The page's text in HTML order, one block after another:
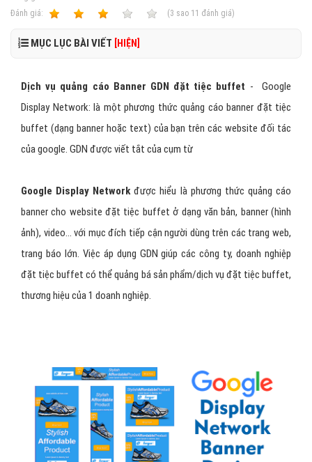
Ðánh giá:
(3 sao 11 đánh giá)
MỤC LỤC BÀI VIẾT [HIỆN]
Dịch vụ quảng cáo Banner GDN đặt tiệc buffet - Google
Display Network: là một phương thức quảng cáo banner đặt tiệc
buffet (dạng banner hoặc text) của bạn trên các website đối tác
của google. GDN được viết tắt của cụm từ
Google Display Networkđược hiểu là phương thức quảng cáo
banner cho website đặt tiệc buffet ở dạng văn bản, banner (hình
ảnh), video... với mục đích tiếp cận người dùng trên các trang web,
trang báo lớn. Việc áp dụng GDN giúp các công ty, doanh nghiệp
đặt tiệc buffet có thể quảng bá sản phẩm/dịch vụ đặt tiệc buffet,
thương hiệu của 1 doanh nghiệp.